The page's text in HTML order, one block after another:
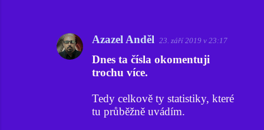
Azazel Anděl 23. září 2019 v 23:17
Dnes ta čísla okomentuji
trochu více.
Tedy celkově ty statistiky, které
tu průběžně uvádím.